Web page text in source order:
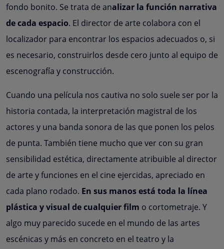
fondo bonito. Se trata de analizar la función narrativa
de cada espacio. El director de arte colabora con el
localizador para encontrar los espacios adecuados o, si
es necesario, construirlos desde cero junto al equipo de
escenografía y construcción.
Cuando una película nos cautiva no solo suele ser por la
historia contada, la interpretación magistral de los
actores y una banda sonora de las que ponen los pelos
de punta. También tiene mucho que ver con su gran
sensibilidad estética, directamente atribuible al director
de arte y funciones en el cine ejercidas, apreciado en
cada plano rodado. En sus manos está toda la línea
plástica y visual de cualquier film o cortometraje. Y
algo muy parecido sucede en el mundo de las artes
escénicas y más en concreto en el teatro y la